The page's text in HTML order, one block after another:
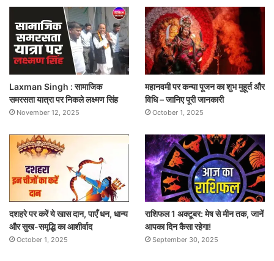
Laxman Singh : सामाजिक
समरसता यात्रा पर निकले लक्ष्मण सिंह
November 12, 2025
महानवमी पर कन्या पूजन का शुभ मुहूर्त और
विधि – जानिए पूरी जानकारी
October 1, 2025
दशहरे पर करें ये खास दान, पाएँ धन, धान्य
और सुख-समृद्धि का आशीर्वाद
October 1, 2025
राशिफल 1 अक्टूबर: मेष से मीन तक, जानें
आपका दिन कैसा रहेगा!
September 30, 2025